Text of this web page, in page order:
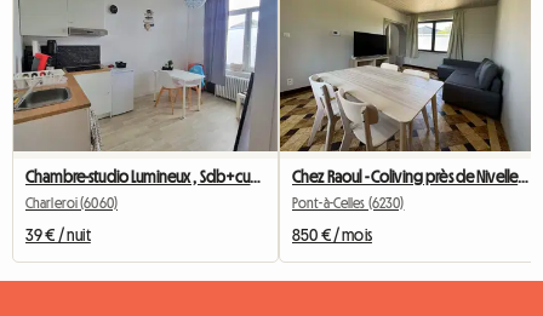
Chambre-studio Lumineux , Sdb+cusine Privee
Charleroi (6060)
39 € / nuit
Chez Raoul - Coliving près de Nivelles - Seneffe - Feluy
Pont-à-Celles (6230)
850 € / mois